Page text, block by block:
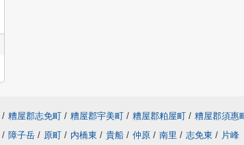
/ 糟屋郡志免町 / 糟屋郡宇美町 / 糟屋郡粕屋町 / 糟屋郡須惠
/ 障子岳 / 原町 / 内橋東 / 貴船 / 仲原 / 南里 / 志免東 / 片峰